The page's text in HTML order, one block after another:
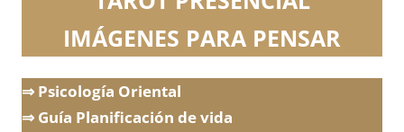
IMÁGENES PARA PENSAR
⇒ Psicología Oriental
⇒ Guía Planificación de vida